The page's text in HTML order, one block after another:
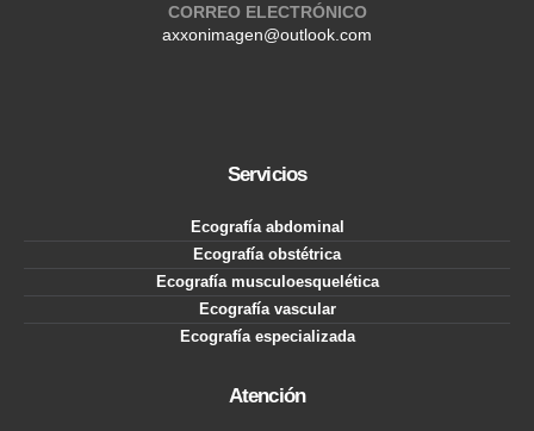
CORREO ELECTRÓNICO
axxonimagen@outlook.com
Servicios
Ecografía abdominal
Ecografía obstétrica
Ecografía musculoesquelética
Ecografía vascular
Ecografía especializada
Atención